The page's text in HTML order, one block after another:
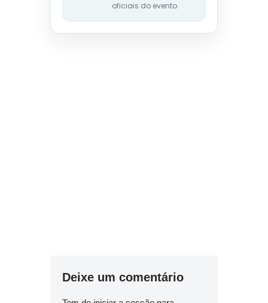
oficiais do evento.
Deixe um comentário